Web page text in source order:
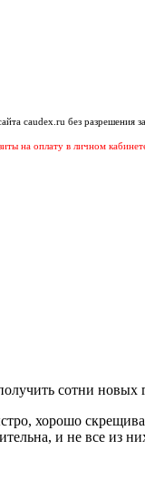
caudex.ru без разрешения
на оплату в личном
сотни новых
хорошо
и не все из